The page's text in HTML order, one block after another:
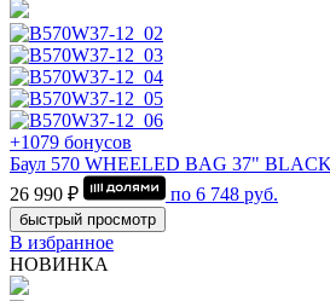
+1079 бонусов
Баул 570 WHEELED BAG 37"
26 990 ₽
по 6 748 руб.
быстрый просмотр
В избранное
НОВИНКА